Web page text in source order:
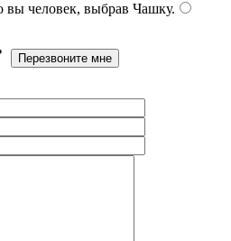
вы человек, выбрав Чашку.